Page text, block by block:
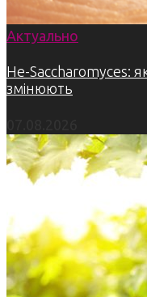
Актуально
Не-Saccharomyces:
змінюють